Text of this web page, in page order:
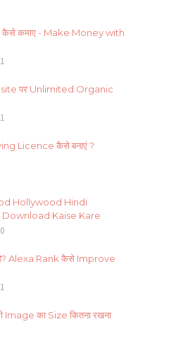
कमाए - Make Money with
पर Unlimited Organic
Licence कैसे बनाएं ?
Hollywood Hindi
Kaise Kare
Alexa Rank कैसे Improve
का Size कितना रखना